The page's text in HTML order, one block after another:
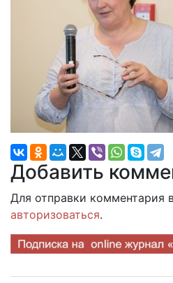
Добавить
Для отправки комментария
авторизоваться.